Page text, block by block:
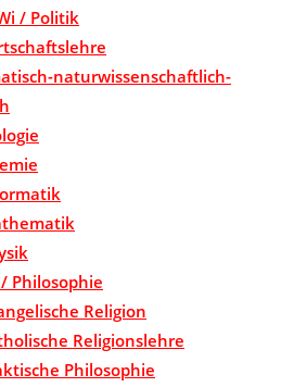
/ Politik
naturwissenschaftlich-
Philosophie
Religion
Religionslehre
Philosophie